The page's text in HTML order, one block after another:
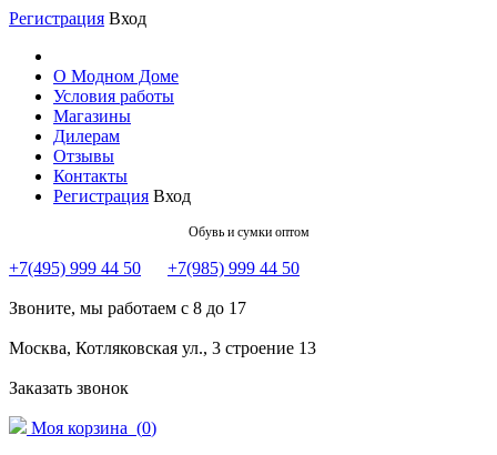
Регистрация Вход
О Модном Доме
Условия работы
Магазины
Дилерам
Отзывы
Контакты
Регистрация Вход
Обувь и сумки оптом
+7(495) 999 44 50 +7(985) 999 44 50
Звоните, мы работаем с 8 до 17
Москва, Котляковская ул., 3 строение 13
Заказать звонок
Моя корзина (0)